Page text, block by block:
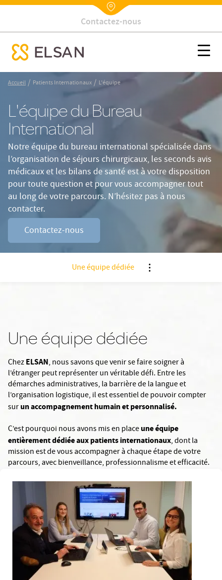
Nx:Aller
contenu
principal
Nx:Annuaire
Contactez-nous
Patients internationaux Equipe
menu mobile
Accueil / Patients Internationaux / L'équipe
L'équipe du Bureau
International
Notre équipe du bureau international spécialisée dans
l’organisation de séjours chirurgicaux, les seconds avis
médicaux et les bilans de santé est à votre disposition
pour toute question et pour vous accompagner tout
au long de votre parcours. N’hésitez pas à nous
contacter.
Contactez-nous
Une équipe dédiée
Une équipe dédiée
ChezELSAN, nous savons que venir se faire soigner à
l’étranger peut représenter un véritable défi. Entre les
démarches administratives, la barrière de la langue et
l’organisation logistique, il est essentiel de pouvoir compter
surun accompagnement humain et personnalisé.
C’est pourquoi nous avons mis en placeune équipe
entièrement dédiée aux patients internationaux, dont la
mission est de vous accompagner à chaque étape de votre
parcours, avec bienveillance, professionnalisme et efficacité.